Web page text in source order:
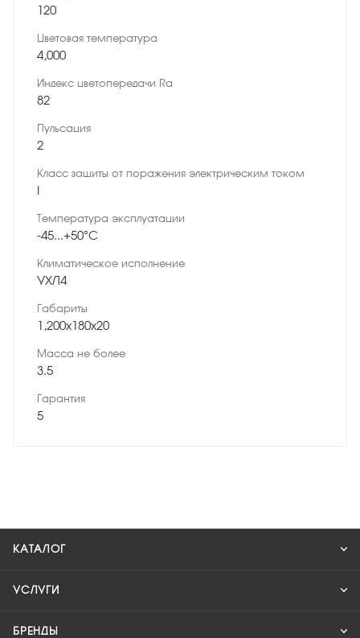
120
Цветовая температура
4,000
Индекс цветопередачи Ra
82
Пульсация
2
Класс защиты от поражения электрическим током
I
Температура эксплуатации
-45...+50°С
Климатическое исполнение
УХЛ4
Габариты
1,200x180x20
Масса не более
3.5
Гарантия
5
КАТАЛОГ
УСЛУГИ
БРЕНДЫ